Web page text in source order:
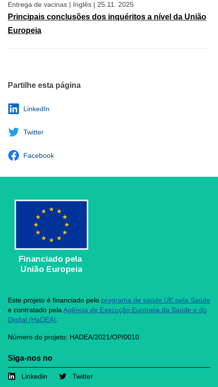
Entrega de vacinas | Inglês | 25.11. 2025
Principais conclusões dos inquéritos a nível da União
Europeia
Partilhe esta página
LinkedIn
Twitter
Facebook
Financiado pela
União Europeia
Este projeto é financiado pelo programa de saúde UE pela Saúde
e contratado pela Agência de Execução Europeia da Saúde e do
Digital (HaDEA)
Número do projeto: HADEA/2021/OP/0010
Siga-nos no
Linkedin Twitter